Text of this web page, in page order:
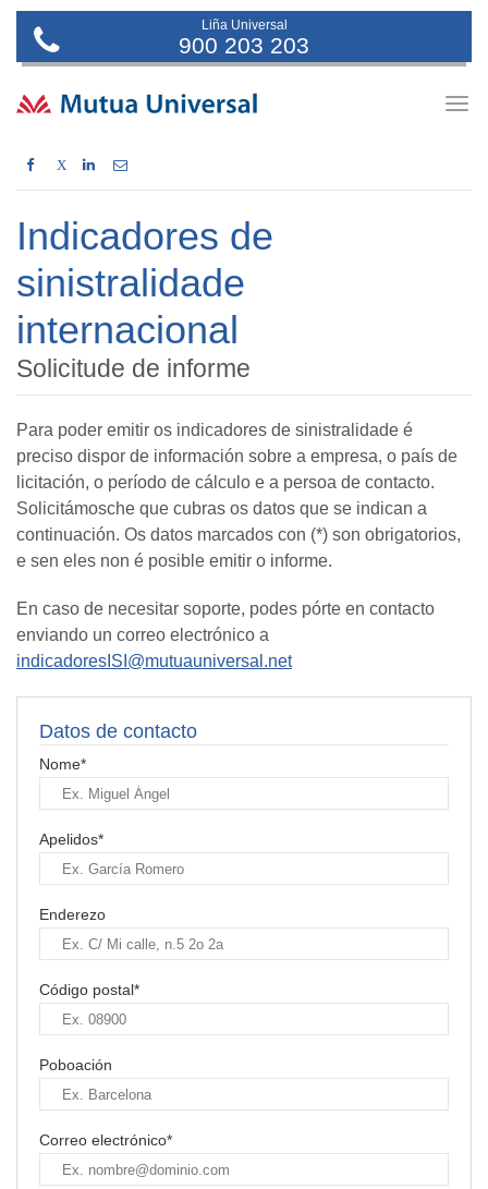
Liña Universal
900 203 203
X
Indicadores de
sinistralidade
internacional
Solicitude de informe
Para poder emitir os indicadores de sinistralidade é
preciso dispor de información sobre a empresa, o país de
licitación, o período de cálculo e a persoa de contacto.
Solicitámosche que cubras os datos que se indican a
continuación. Os datos marcados con (*) son obrigatorios,
e sen eles non é posible emitir o informe.
En caso de necesitar soporte, podes pórte en contacto
enviando un correo electrónico a
indicadoresISI@mutuauniversal.net
Datos de contacto
Nome*
Apelidos*
Enderezo
Código postal*
Poboación
Correo electrónico*